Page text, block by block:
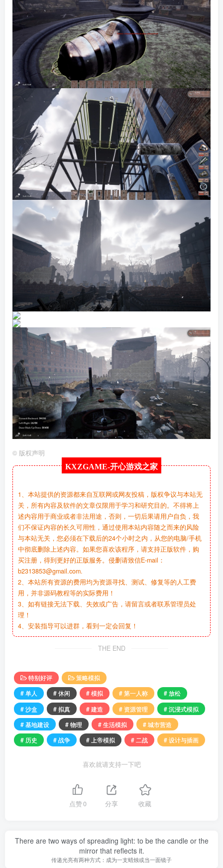
© 版权声明
KXZGAME-开心游戏之家
1、本站提供的资源都来自互联网或网友投稿，版权争议与本站无
关，所有内容及软件的文章仅限用于学习和研究目的。不得将上
述内容用于商业或者非法用途，否则，一切后果请用户自负，我
们不保证内容的长久可用性，通过使用本站内容随之而来的风险
与本站无关，您必须在下载后的24个小时之内，从您的电脑/手机
中彻底删除上述内容。如果您喜欢该程序，请支持正版软件，购
买注册，得到更好的正版服务。侵删请致信E-mail：
b2313853@gmail.com.
2、本站所有资源的费用均为资源寻找、测试、修复等的人工费
用，并非源码教程等的实际费用！
3、如有链接无法下载、失效或广告，请留言或者联系管理员处
理！
4、安装指导可以进群，看到一定会回复！
THE END
特别好评
策略模拟
# 单人
# 休闲 # 模拟 # 第一人称
# 放松
# 沙盒
# 拟真 # 建造 # 资源管理
# 沉浸式模拟
# 基地建设
# 物理 # 生活模拟
# 城市营造
# 历史
# 战争 # 上帝模拟 # 二战 # 设计与插画
喜欢就请支持一下吧
点赞0 分享 收藏
There are two ways of spreading light: to be the candle or the
mirror that reflects it.
传递光亮有两种方式：成为一支蜡烛或当一面镜子